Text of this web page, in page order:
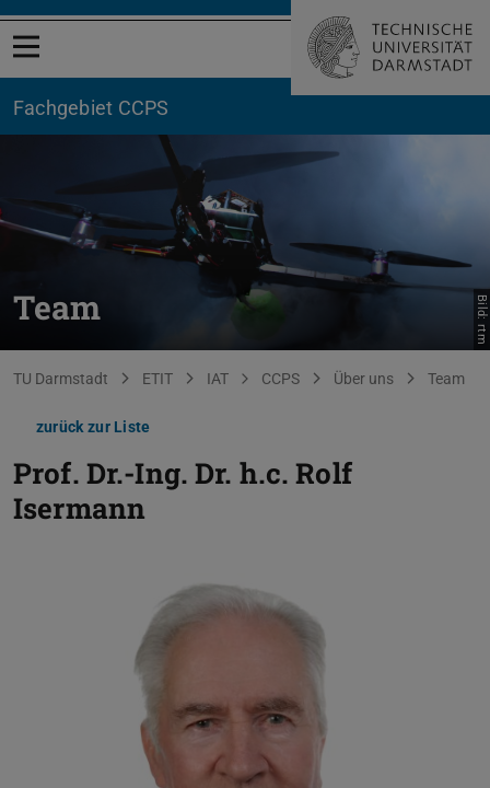
Menü öffnen
Fachgebiet CCPS
Team Bild: rtm
Sie befinden sich hier:
TU Darmstadt ETIT IAT CCPS Über uns Team
zurück zur Liste
Prof. Dr.-Ing. Dr. h.c. Rolf
Isermann